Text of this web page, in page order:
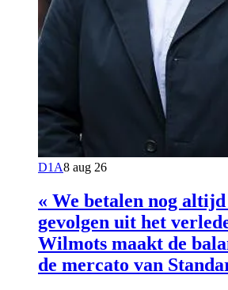
D1A8 aug 26
« We betalen nog
gevolgen uit het
Wilmots maakt de
de mercato van